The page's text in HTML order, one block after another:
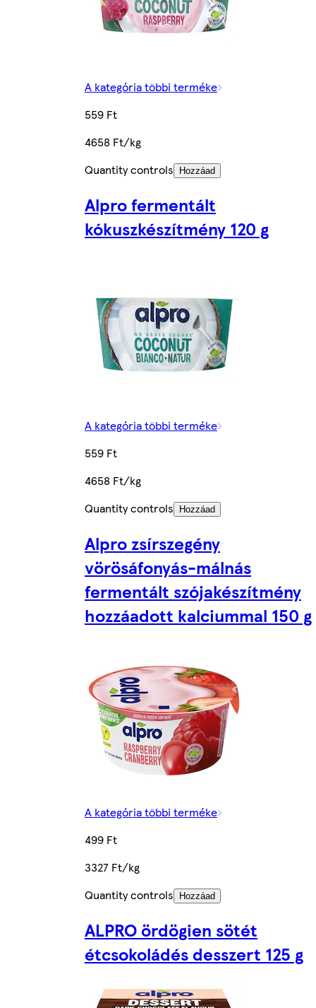
A kategória többi terméke
559 Ft
4658 Ft/kg
Quantity controls
Hozzáad
Alpro fermentált
kókuszkészítmény 120 g
A kategória többi terméke
559 Ft
4658 Ft/kg
Quantity controls
Hozzáad
Alpro zsírszegény
vörösáfonyás-málnás
fermentált szójakészítmény
hozzáadott kalciummal 150 g
A kategória többi terméke
499 Ft
3327 Ft/kg
Quantity controls
Hozzáad
ALPRO ördögien sötét
étcsokoládés desszert 125 g